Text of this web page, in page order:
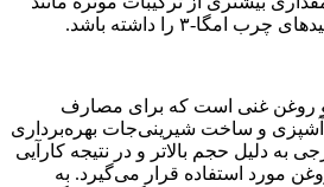
امگا-۳ را داشته باشد.
روغن غنی است که برای مصارف
آشپزی و ساخت شیرینی‌جات بهره‌برداری
به دلیل حجم بالاتر و در نتیجه کارآیی
مورد استفاده قرار می‌گیرد. به